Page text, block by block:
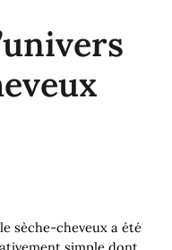
sèche-cheveux a été